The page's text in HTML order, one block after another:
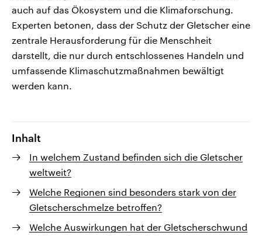
auch auf das Ökosystem und die Klimaforschung.
Experten betonen, dass der Schutz der Gletscher eine
zentrale Herausforderung für die Menschheit
darstellt, die nur durch entschlossenes Handeln und
umfassende Klimaschutzmaßnahmen bewältigt
werden kann.
Inhalt
In welchem Zustand befinden sich die Gletscher
weltweit?
Welche Regionen sind besonders stark von der
Gletscherschmelze betroffen?
Welche Auswirkungen hat der Gletscherschwund